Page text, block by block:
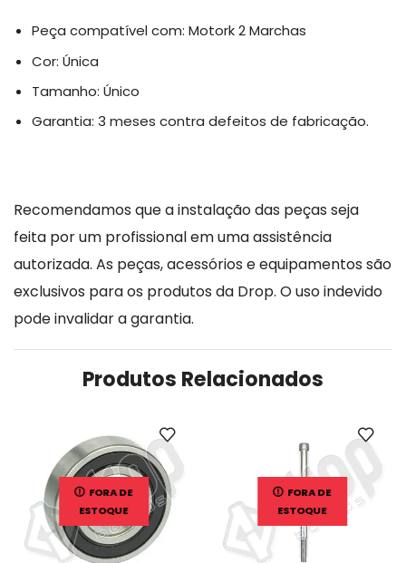
Peça compatível com: Motork 2 Marchas
Cor: Única
Tamanho: Único
Garantia: 3 meses contra defeitos de fabricação.
Recomendamos que a instalação das peças seja
feita por um profissional em uma assistência
autorizada. As peças, acessórios e equipamentos são
exclusivos para os produtos da Drop. O uso indevido
pode invalidar a garantia.
Produtos Relacionados
FORA DE
ESTOQUE
FORA DE
ESTOQUE